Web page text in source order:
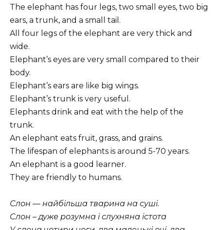
The elephant has four legs, two small eyes, two big
ears, a trunk, and a small tail.
All four legs of the elephant are very thick and
wide.
Elephant’s eyes are very small compared to their
body.
Elephant’s ears are like big wings.
Elephant’s trunk is very useful.
Elephants drink and eat with the help of the
trunk.
An elephant eats fruit, grass, and grains.
The lifespan of elephants is around 5-70 years.
An elephant is a good learner.
They are friendly to humans.
Слон — найбільша тварина на суші.
Слон – дуже розумна і слухняна істота